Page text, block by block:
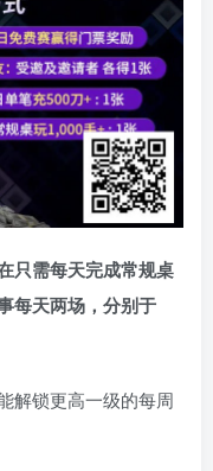
只需每天完成常规桌
每天两场，分别于
解锁更高一级的每周